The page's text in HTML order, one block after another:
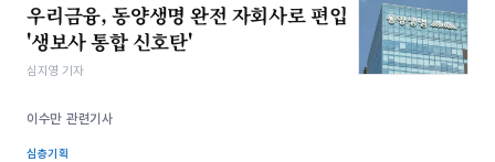
우리금융, 동양생명 완전 자회사로 편입
'생보사 통합 신호탄'
심지영 기자
이수만 관련기사
심층기획